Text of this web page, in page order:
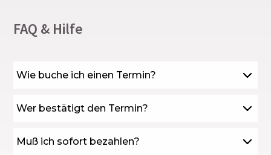
FAQ & Hilfe
Wie buche ich einen Termin?
Wer bestätigt den Termin?
Muß ich sofort bezahlen?